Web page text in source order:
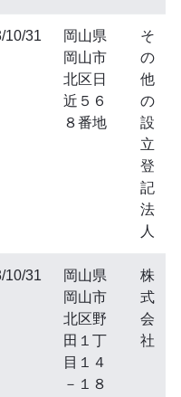
10/31
岡山県
岡山市
北区日
近５６
８番地
そ
の
他
の
設
立
登
記
法
人
10/31
岡山県
岡山市
北区野
田１丁
目１４
－１８
株
式
会
社